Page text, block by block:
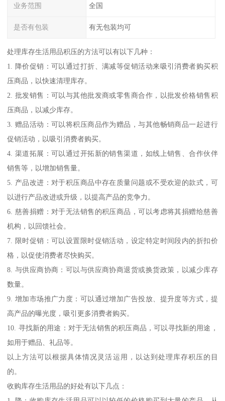
业务范围 全国
是否有包装 有无包装均可
处理库存生活用品积压的方法可以有以下几种：
1. 降价促销：可以通过打折、满减等促销活动来吸引消费者购买积
压商品，以快速清理库存。
2. 批发销售：可以与其他批发商或零售商合作，以批发价格销售积
压商品，以减少库存。
3. 赠品活动：可以将积压商品作为赠品，与其他畅销商品一起进行
促销活动，以吸引消费者购买。
4. 渠道拓展：可以通过开拓新的销售渠道，如线上销售、合作伙伴
销售等，以增加销售量。
5. 产品改进：对于积压商品中存在质量问题或不受欢迎的款式，可
以进行产品改进或升级，以提高产品的竞争力。
6. 慈善捐赠：对于无法销售的积压商品，可以考虑将其捐赠给慈善
机构，以回馈社会。
7. 限时促销：可以设置限时促销活动，设定特定时间段内的折扣价
格，以促使消费者尽快购买。
8. 与供应商协商：可以与供应商协商退货或换货政策，以减少库存
数量。
9. 增加市场推广力度：可以通过增加广告投放、提升度等方式，提
高产品的曝光度，吸引更多消费者购买。
10. 寻找新的用途：对于无法销售的积压商品，可以寻找新的用途，
如用于赠品、礼品等。
以上方法可以根据具体情况灵活运用，以达到处理库存积压的目
的。
收购库存生活用品的好处有以下几点：